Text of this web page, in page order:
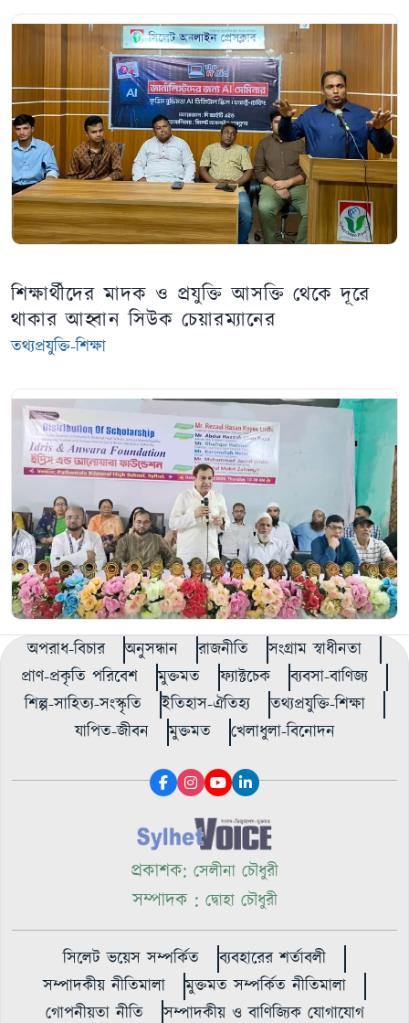
শিক্ষার্থীদের মাদক ও প্রযুক্তি আসক্তি থেকে দূরে
থাকার আহ্বান সিউক চেয়ারম্যানের
তথ্যপ্রযুক্তি-শিক্ষা
অপরাধ-বিচার অনুসন্ধান রাজনীতি
সংগ্রাম স্বাধীনতা
প্রাণ-প্রকৃতি পরিবেশ
মুক্তমত ফ্যাক্টচেক
ব্যবসা-বাণিজ্য
শিল্প-সাহিত্য-সংস্কৃতি
ইতিহাস-ঐতিহ্য
তথ্যপ্রযুক্তি-শিক্ষা
যাপিত-জীবন
মুক্তমত খেলাধুলা-বিনোদন
প্রকাশক: সেলীনা চৌধুরী
সম্পাদক : দ্বোহা চৌধুরী
সিলেট ভয়েস সম্পর্কিত
ব্যবহারের শর্তাবলী
সম্পাদকীয় নীতিমালা
মুক্তমত সম্পর্কিত নীতিমালা
গোপনীয়তা নীতি
সম্পাদকীয় ও বাণিজ্যিক যোগাযোগ